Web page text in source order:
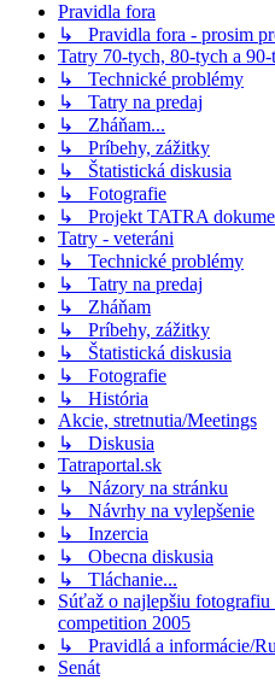
Pravidla fora
↳ Pravidla fora - prosim
Tatry 70-tych, 80-tych a
↳ Technické problémy
↳ Tatry na predaj
↳ Zháňam...
↳ Príbehy, zážitky
↳ Štatistická diskusia
↳ Fotografie
↳ Projekt TATRA
Tatry - veteráni
↳ Technické problémy
↳ Tatry na predaj
↳ Zháňam
↳ Príbehy, zážitky
↳ Štatistická diskusia
↳ Fotografie
↳ História
Akcie, stretnutia/Meetings
↳ Diskusia
Tatraportal.sk
↳ Názory na stránku
↳ Návrhy na vylepšenie
↳ Inzercia
↳ Obecna diskusia
↳ Tláchanie...
Súťaž o najlepšiu
competition 2005
↳ Pravidlá a informácie/
Senát